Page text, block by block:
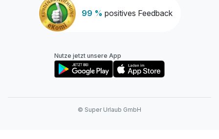
99 % positives Feedback
Nutze jetzt unsere App
© Super Urlaub GmbH